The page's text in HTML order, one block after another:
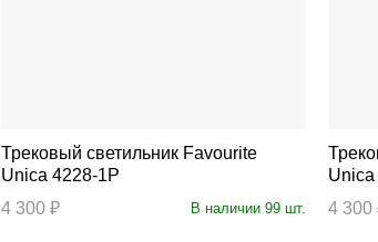
Трековый светильник Favourite
Unica 4228-1P
4 300 ₽
В наличии 99 шт.
Unica
4 300